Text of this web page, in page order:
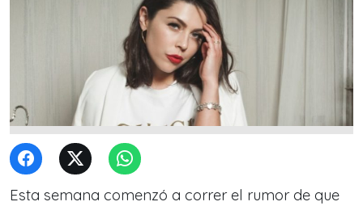
Esta semana comenzó a correr el rumor de que